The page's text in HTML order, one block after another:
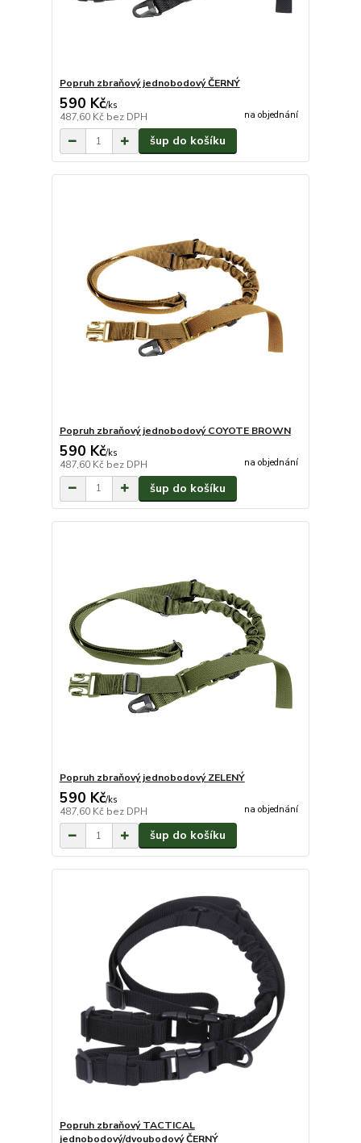
Popruh zbraňový jednobodový ČERNÝ
590 Kč/ks
487,60 Kč bez DPH na objednání
šup do košíku
Popruh zbraňový jednobodový COYOTE BROWN
590 Kč/ks
487,60 Kč bez DPH na objednání
šup do košíku
Popruh zbraňový jednobodový ZELENÝ
590 Kč/ks
487,60 Kč bez DPH na objednání
šup do košíku
Popruh zbraňový TACTICAL
jednobodový/dvoubodový ČERNÝ